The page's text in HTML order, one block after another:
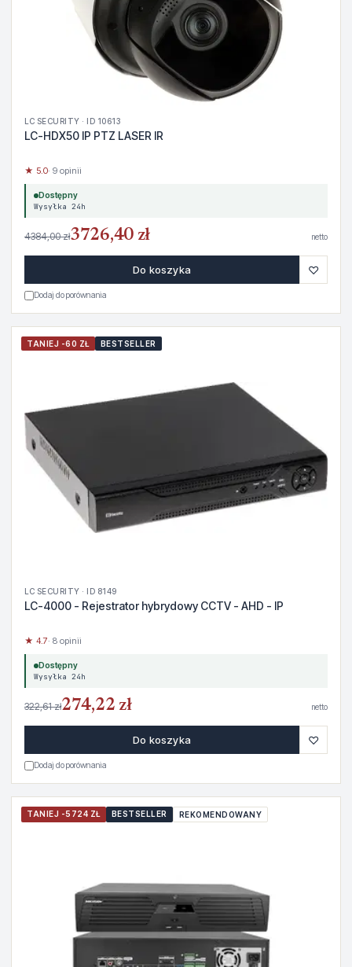
LC SECURITY · ID 10613
LC-HDX50 IP PTZ LASER IR
★ 5.0· 9 opinii
Dostępny
Wysyłka 24h
4384,00 zł3726,40 zł netto
Do koszyka ♡
Dodaj do porównania
TANIEJ -60 ZŁ BESTSELLER
LC SECURITY · ID 8149
LC-4000 - Rejestrator hybrydowy CCTV - AHD - IP
★ 4.7· 8 opinii
Dostępny
Wysyłka 24h
322,61 zł274,22 zł netto
Do koszyka ♡
Dodaj do porównania
TANIEJ -5724 ZŁ BESTSELLER REKOMENDOWANY